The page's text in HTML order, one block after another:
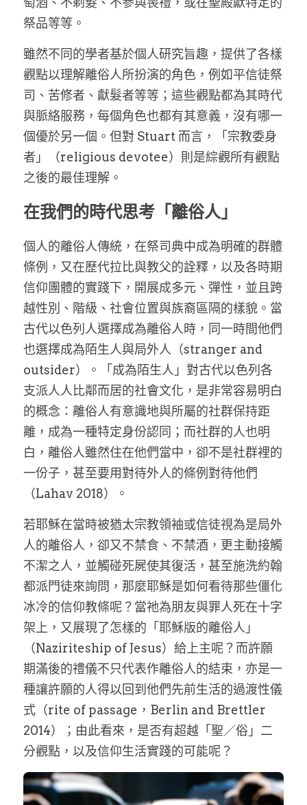
祭品等等。
雖然不同的學者基於個人研究旨趣，提供了各樣
觀點以理解離俗人所扮演的角色，例如平信徒祭
司、苦修者、獻髮者等等；這些觀點都為其時代
與脈絡服務，每個角色也都有其意義，沒有哪一
個優於另一個。但對 Stuart 而言，「宗教委身
者」（religious devotee）則是綜觀所有觀點
之後的最佳理解。
在我們的時代思考「離俗人」
個人的離俗人傳統，在祭司典中成為明確的群體
條例，又在歷代拉比與教父的詮釋，以及各時期
信仰團體的實踐下，開展成多元、彈性，並且跨
越性別、階級、社會位置與族裔區隔的樣貌。當
古代以色列人選擇成為離俗人時，同一時間他們
也選擇成為陌生人與局外人（stranger and
outsider）。「成為陌生人」對古代以色列各
支派人人比鄰而居的社會文化，是非常容易明白
的概念：離俗人有意識地與所屬的社群保持距
離，成為一種特定身份認同；而社群的人也明
白，離俗人雖然住在他們當中，卻不是社群裡的
一份子，甚至要用對待外人的條例對待他們
（Lahav 2018）。
若耶穌在當時被猶太宗教領袖或信徒視為是局外
人的離俗人，卻又不禁食、不禁酒，更主動接觸
不潔之人，並觸碰死屍使其復活，甚至施洗約翰
都派門徒來詢問，那麼耶穌是如何看待那些僵化
冰冷的信仰教條呢？當祂為朋友與罪人死在十字
架上，又展現了怎樣的「耶穌版的離俗人」
（Naziriteship of Jesus）給上主呢？而許願
期滿後的禮儀不只代表作離俗人的結束，亦是一
種讓許願的人得以回到他們先前生活的過渡性儀
式（rite of passage，Berlin and Brettler
2014）；由此看來，是否有超越「聖／俗」二
分觀點，以及信仰生活實踐的可能呢？